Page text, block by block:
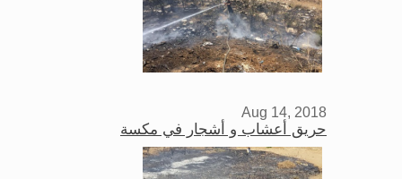
Aug 14, 2018
حريق أعشاب و أشجار في مكسة